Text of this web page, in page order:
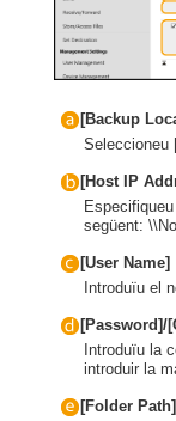
[Backup
Seleccioneu
[Host IP
següent:
[User Name]
Introduïu el
[Password]/
Introduïu la
introduir la
[Folder Path]